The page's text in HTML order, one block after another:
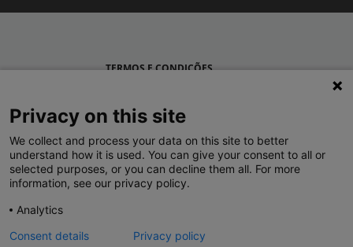
TERMOS E CONDIÇÕES
LEGRAND PORTUGAL
GRUPO LEGRAND NO MUNDO
Privacy on this site
We collect and process your data on this site to better
understand how it is used. You can give your consent to all or
selected purposes, or you can decline them all. For more
information, see our privacy policy.
Analytics
Consent details
Privacy policy